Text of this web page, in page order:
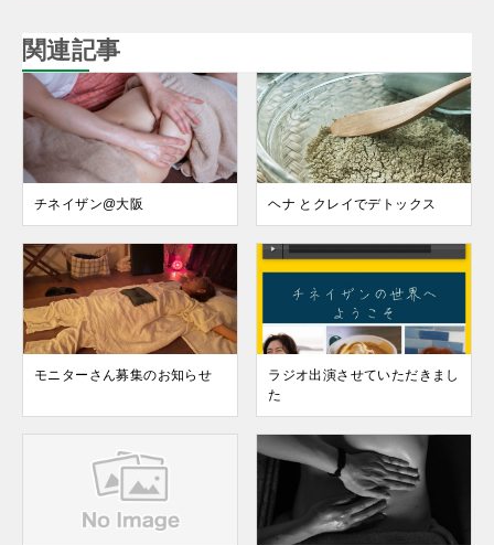
関連記事
チネイザン@大阪 ヘナ とクレイでデトックス
モニターさん募集のお知らせ
ラジオ出演させていただきまし
た